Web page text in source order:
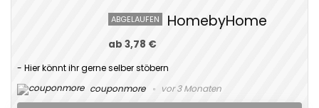
ABGELAUFEN HomebyHome
ab 3,78 €
- Hier könnt ihr gerne selber stöbern
couponmore
vor 3 Monaten